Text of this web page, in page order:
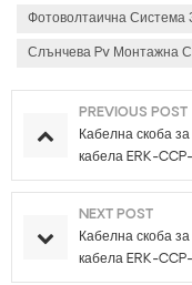
Фотоволтаична Система
Слънчева Pv Монтажна
PREVIOUS POST
Кабелна скоба
кабела ERK-
NEXT POST
Кабелна скоба
кабела ERK-